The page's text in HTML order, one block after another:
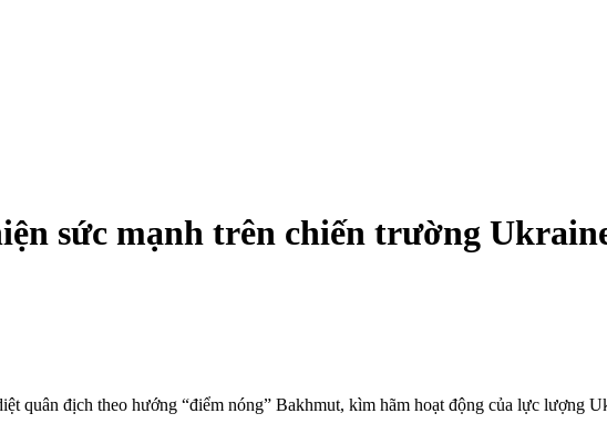
sức mạnh trên chiến trường
quân địch theo hướng “điểm nóng” Bakhmut, kìm hãm hoạt động của lực lượng